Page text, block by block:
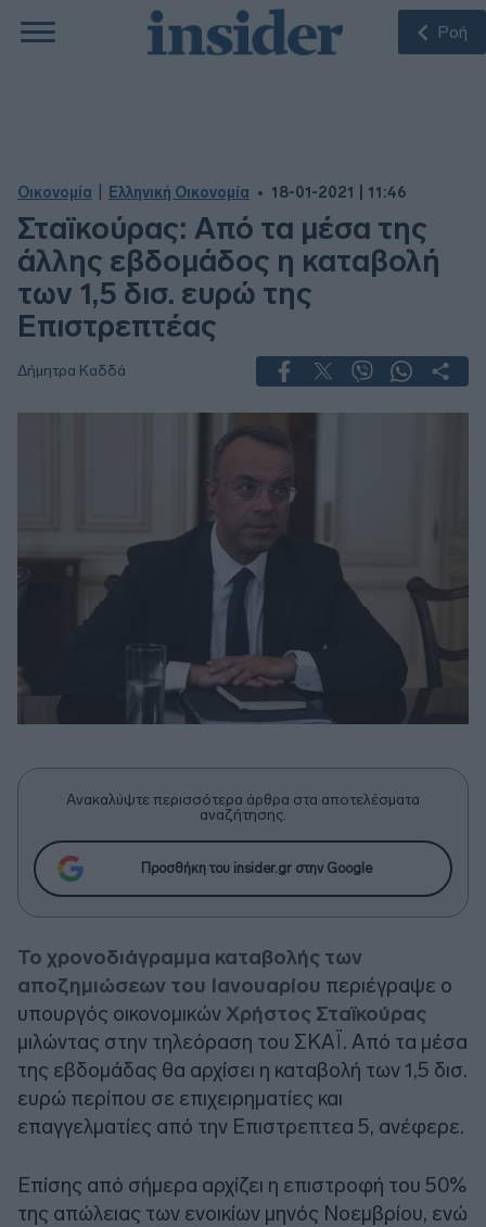
Ροή
Οικονομία Ελληνική Οικονομία 18-01-2021 | 11:46
Σταϊκούρας: Από τα μέσα της
άλλης εβδομάδος η καταβολή
των 1,5 δισ. ευρώ της
Επιστρεπτέας
Δήμητρα Καδδά
Ανακαλύψτε περισσότερα άρθρα στα αποτελέσματα
αναζήτησης.
Προσθήκη του insider.gr στην Google
Το χρονοδιάγραμμα καταβολής των
αποζημιώσεων του Ιανουαρίου περιέγραψε ο
υπουργός οικονομικώνΧρήστος Σταϊκούρας
μιλώντας στην τηλεόραση του ΣΚΑΪ. Από τα μέσα
της εβδομάδας θα αρχίσει η καταβολή των 1,5 δισ.
ευρώ περίπου σε επιχειρηματίες και
επαγγελματίες από την Επιστρεπτεα 5, ανέφερε.
Επίσης από σήμερα αρχίζει η επιστροφή του 50%
της απώλειας των ενοικίων μηνός Νοεμβρίου, ενώ